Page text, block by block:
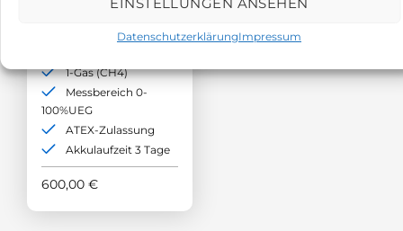
DatenschutzerklärungImpressum
MA (brennbare
600,00 €
1-Gas (CH4)
Messbereich 0-
100%UEG
ATEX-Zulassung
Akkulaufzeit 3 Tage